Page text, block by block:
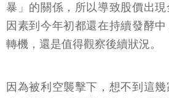
暴」的關係，所以導致股價出
因素到今年初都還在持續發酵
轉機，還是值得觀察後續狀況。
因為被利空襲擊下，想不到這